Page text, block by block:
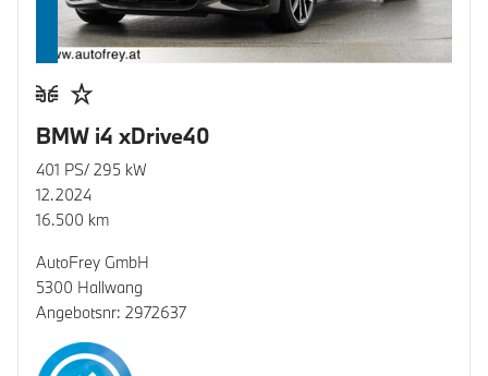
BMW i4 xDrive40
401 PS/ 295 kW
12.2024
16.500 km
AutoFrey GmbH
5300 Hallwang
Angebotsnr: 2972637